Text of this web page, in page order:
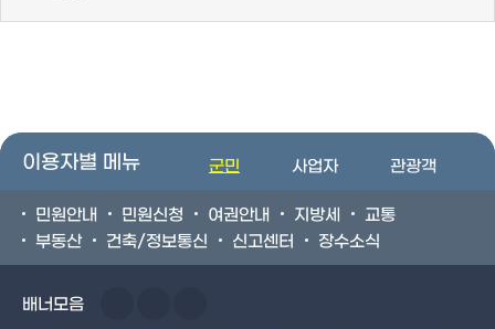
이용자별 메뉴 군민 사업자 관광객
민원안내 민원신청 여권안내 지방세
교통
부동산
건축/정보통신 신고센터 장수소식
배너모음